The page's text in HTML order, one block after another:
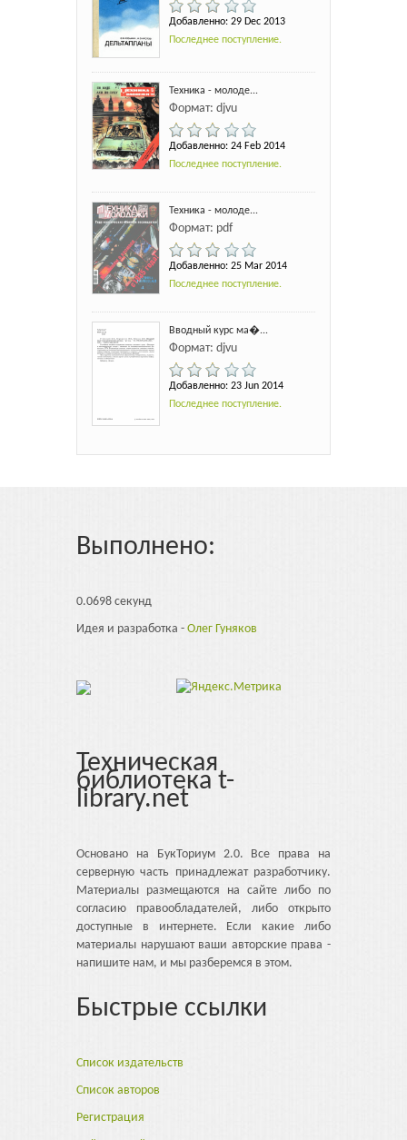
Добавленно: 29 Dec 2013
Последнее поступление.
Техника - молоде...
Формат: djvu
Добавленно: 24 Feb 2014
Последнее поступление.
Техника - молоде...
Формат: pdf
Добавленно: 25 Mar 2014
Последнее поступление.
Вводный курс ма�...
Формат: djvu
Добавленно: 23 Jun 2014
Последнее поступление.
Выполнено:
0.0698 секунд
Идея и разработка - Олег Гуняков
Техническая
библиотека t-
library.net
Основано на БукТориум 2.0. Все права на
серверную часть принадлежат разработчику.
Материалы размещаются на сайте либо по
согласию правообладателей, либо открыто
доступные в интернете. Если какие либо
материалы нарушают ваши авторские права -
напишите нам, и мы разберемся в этом.
Быстрые ссылки
Список издательств
Список авторов
Регистрация